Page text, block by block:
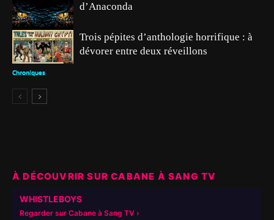
Chroniques
d’Anaconda
Chroniques
Trois pépites d’anthologie horrifique : à
dévorer entre deux réveillons
À DÉCOUVRIR SUR CABANE À SANG TV
WHISTLEBOYS
Regarder sur Cabane à Sang TV